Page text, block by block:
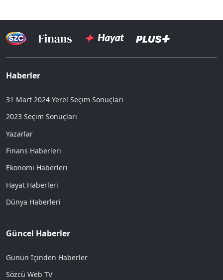
Haberler
31 Mart 2024 Yerel Seçim Sonuçları
2023 Seçim Sonuçları
Yazarlar
Finans Haberleri
Ekonomi Haberleri
Hayat Haberleri
Dünya Haberleri
Güncel Haberler
Günün İçinden Haberler
Sözcü Web TV